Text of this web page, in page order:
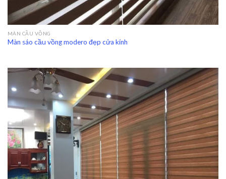
MÀN CẦU VỒNG
Màn sáo cầu vồng modero đẹp cửa kính